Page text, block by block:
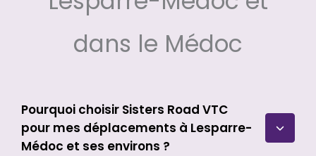
dans le Médoc
Pourquoi choisir Sisters Road VTC
pour mes déplacements à Lesparre-
Médoc et ses environs ?